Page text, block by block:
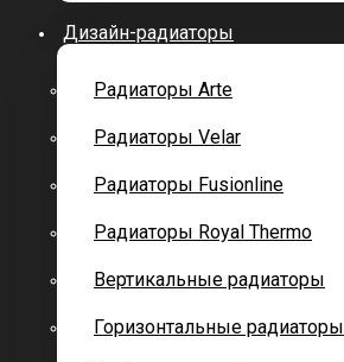
Дизайн-радиаторы
Радиаторы Arte
Радиаторы Velar
Радиаторы Fusionline
Радиаторы Royal Thermo
Вертикальные радиаторы
Горизонтальные радиаторы